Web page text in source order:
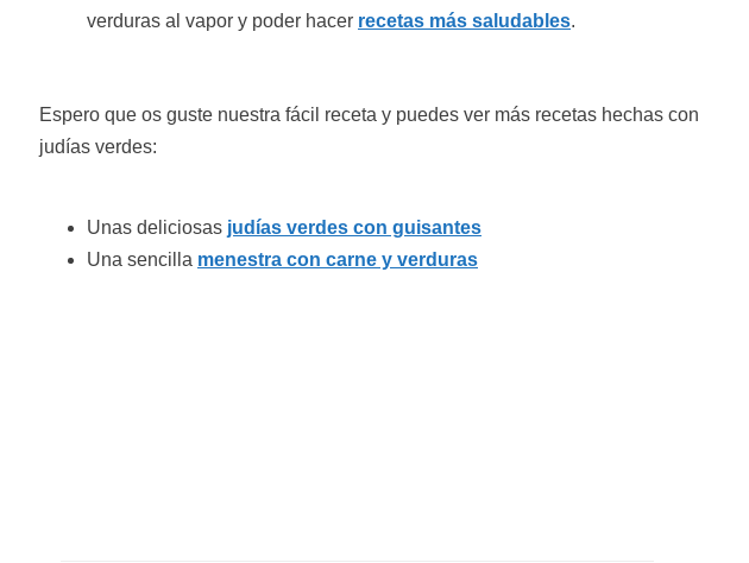
verduras al vapor y poder hacer recetas más saludables.
Espero que os guste nuestra fácil receta y puedes ver más recetas hechas con
judías verdes:
Unas deliciosas judías verdes con guisantes
Una sencilla menestra con carne y verduras